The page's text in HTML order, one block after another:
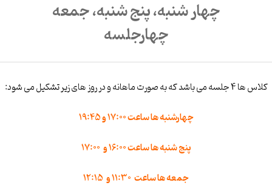
چهار شنبه، پنج شنبه، جمعه
چهارجلسه
کلاس ها 4 جلسه می باشد که به صورت ماهانه و در روز های زیر تشکیل می شود:
چهارشنبه ها ساعت 17:00 و 19:45
پنج شنبه ها ساعت 16:00 و 17:00
جمعه ها ساعت 11:30 و 12:15